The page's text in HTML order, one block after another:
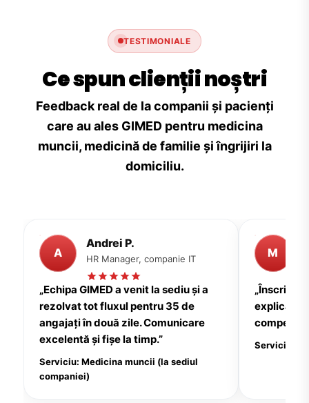
TESTIMONIALE
Ce spun clienții noștri
Feedback real de la companii și pacienți
care au ales GIMED pentru medicina
muncii, medicină de familie și îngrijiri la
domiciliu.
A
Andrei P.
HR Manager, companie IT
„Echipa GIMED a venit la sediu și a
rezolvat tot fluxul pentru 35 de
angajați în două zile. Comunicare
excelentă și fișe la timp.”
Serviciu: Medicina muncii (la sediul
companiei)
M
explicații
Serviciu: